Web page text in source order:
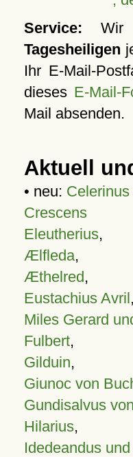
Service: Wir
Tagesheiligen
Ihr E-Mail-
dieses E-Mail-
Mail absenden.
Aktuell
• neu:
Crescens
Eleutherius,
Ælfleda,
Æthelred,
Eustachius Avril,
Miles Gerard
Fulbert,
Gilduin,
Giunoc von
Gundisalvus
Hilarius,
Idedeandus